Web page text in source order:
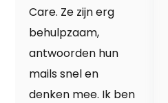
Care. Ze zijn erg
behulpzaam,
antwoorden hun
mails snel en
denken mee. Ik ben